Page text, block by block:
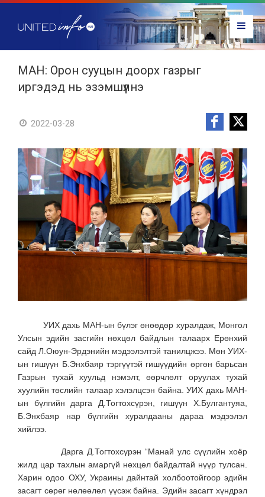
МАН: Орон сууцын доорх газрыг
иргэдэд нь эзэмшүүлнэ
2022-03-28
УИХ дахь МАН-ын бүлэг өнөөдөр хуралдаж, Монгол
Улсын эдийн засгийн нөхцөл байдлын талаарх Ерөнхий
сайд Л.Оюун-Эрдэнийн мэдээлэлтэй танилцжээ. Мөн УИХ-
ын гишүүн Б.Энхбаяр тэргүүтэй гишүүдийн өргөн барьсан
Газрын тухай хуульд нэмэлт, өөрчлөлт оруулах тухай
хуулийн төслийн талаар хэлэлцсэн байна. УИХ дахь МАН-
ын бүлгийн дарга Д.Тогтохсүрэн, гишүүн Х.Булгантуяа,
Б.Энхбаяр нар бүлгийн хуралдааны дараа мэдээлэл
хийлээ.
Дарга Д.Тогтохсүрэн “Манай улс сүүлийн хоёр
жилд цар тахлын амаргүй нөхцөл байдалтай нүүр тулсан.
Харин одоо ОХУ, Украины дайнтай холбоотойгоор эдийн
засагт сөрөг нөлөөлөл үүсэж байна. Эдийн засагт хүндрэл